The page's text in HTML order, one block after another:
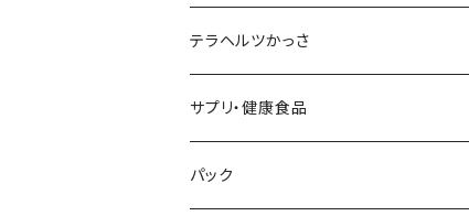
V3 ＶスピックCマスク
V3インテリジェントファンデーション
スリムレイビタマインリポソームC
レフィル
V3インテリジェントファンデーション
レフィル
V3プライマー
VMファンデーション
ブライトデリバリーC
Cマスク
Cトナー
メンズクレンザー
メンズ化粧水
メンズオールインワンセラム
ラッシュトランスカラ
まつ毛美容液
リップアディクト
ヘアーアディクト
ビューティフェイススティックRIN
ビューティフェイススティック2.0
レーザー＆EMSリフトブラシPRO2.0
テラヘルツかっさ
雫型
円盤
サプリ・健康食品
V3ブライトデリバリーC
パック